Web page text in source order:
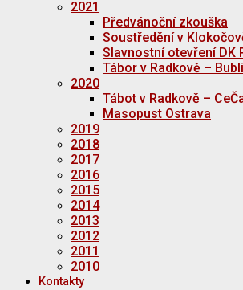
2021
Předvánoční zkouška
Soustředění v
Slavnostní otevření DK
Tábor v Radkově –
2020
Tábot v Radkově –
Masopust Ostrava
2019
2018
2017
2016
2015
2014
2013
2012
2011
2010
Kontakty